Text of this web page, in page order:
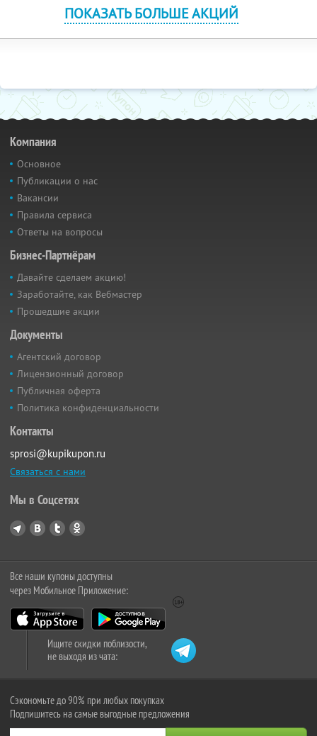
ПОКАЗАТЬ БОЛЬШЕ АКЦИЙ
Компания
Основное
Публикации о нас
Вакансии
Правила сервиса
Ответы на вопросы
Бизнес-Партнёрам
Давайте сделаем акцию!
Заработайте, как Вебмастер
Прошедшие акции
Документы
Агентский договор
Лицензионный договор
Публичная оферта
Политика конфиденциальности
Контакты
sprosi@kupikupon.ru
Связаться с нами
Мы в Соцсетях
Все наши купоны доступны
через Мобильное Приложение:
Ищите скидки поблизости,
не выходя из чата:
Сэкономьте до 90% при любых покупках
Подпишитесь на самые выгодные предложения